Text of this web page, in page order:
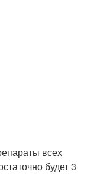
всех
будет 3